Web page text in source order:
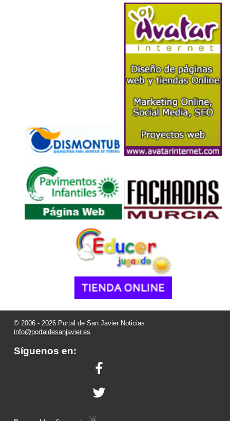
© 2006 - 2026 Portal de San Javier Noticias
info@portaldesanjavier.es
Síguenos en: